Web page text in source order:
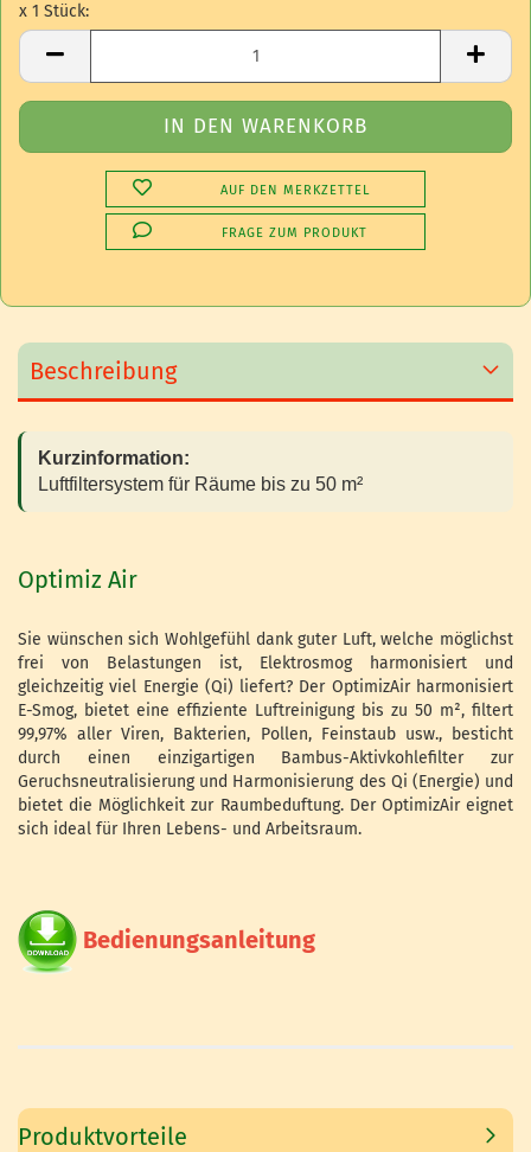
x 1 Stück:
x 1 Stück
AUF DEN MERKZETTEL
FRAGE ZUM PRODUKT
Beschreibung
Kurzinformation:
Luftfiltersystem für Räume bis zu 50 m²
Optimiz Air
Sie wünschen sich Wohlgefühl dank guter Luft, welche möglichst
frei von Belastungen ist, Elektrosmog harmonisiert und
gleichzeitig viel Energie (Qi) liefert? Der OptimizAir harmonisiert
E-Smog, bietet eine effiziente Luftreinigung bis zu 50 m², filtert
99,97% aller Viren, Bakterien, Pollen, Feinstaub usw., besticht
durch einen einzigartigen Bambus-Aktivkohlefilter zur
Geruchsneutralisierung und Harmonisierung des Qi (Energie) und
bietet die Möglichkeit zur Raumbeduftung. Der OptimizAir eignet
sich ideal für Ihren Lebens- und Arbeitsraum.
Bedienungsanleitung
Produktvorteile